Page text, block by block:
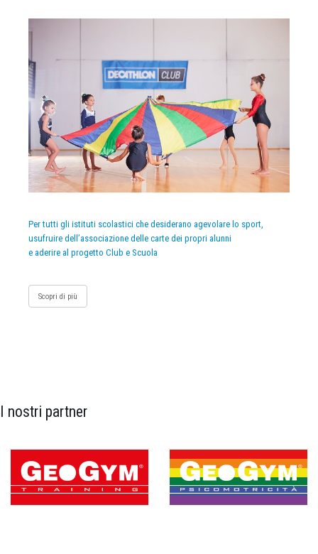
Per tutti gli istituti scolastici che desiderano agevolare lo sport,
usufruire dell’associazione delle carte dei propri alunni
e aderire al progetto Club e Scuola
Scopri di più
I nostri partner